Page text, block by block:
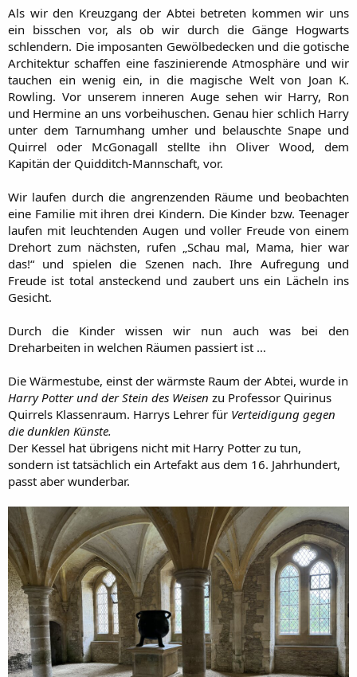
Als wir den Kreuzgang der Abtei betreten kommen wir uns
ein bisschen vor, als ob wir durch die Gänge Hogwarts
schlendern. Die imposanten Gewölbedecken und die gotische
Architektur schaffen eine faszinierende Atmosphäre und wir
tauchen ein wenig ein, in die magische Welt von Joan K.
Rowling. Vor unserem inneren Auge sehen wir Harry, Ron
und Hermine an uns vorbeihuschen. Genau hier schlich Harry
unter dem Tarnumhang umher und belauschte Snape und
Quirrel oder McGonagall stellte ihn Oliver Wood, dem
Kapitän der Quidditch-Mannschaft, vor.
Wir laufen durch die angrenzenden Räume und beobachten
eine Familie mit ihren drei Kindern. Die Kinder bzw. Teenager
laufen mit leuchtenden Augen und voller Freude von einem
Drehort zum nächsten, rufen „Schau mal, Mama, hier war
das!“ und spielen die Szenen nach. Ihre Aufregung und
Freude ist total ansteckend und zaubert uns ein Lächeln ins
Gesicht.
Durch die Kinder wissen wir nun auch was bei den
Dreharbeiten in welchen Räumen passiert ist …​
Die Wärmestube, einst der wärmste Raum der Abtei, wurde in
Harry Potter und der Stein des Weisen zu Professor Quirinus
Quirrels Klassenraum. Harrys Lehrer für Verteidigung gegen
die dunklen Künste.
Der Kessel hat übrigens nicht mit Harry Potter zu tun,
sondern ist tatsächlich ein Artefakt aus dem 16. Jahrhundert,
passt aber wunderbar.